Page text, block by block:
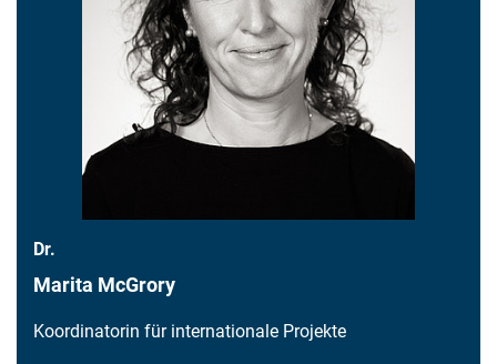
Dr.
Marita McGrory
Koordinatorin für internationale Projekte